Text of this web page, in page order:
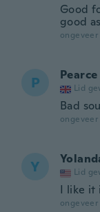
Good
good
P Pearce
Lid
Bad
Y Lid
I like it